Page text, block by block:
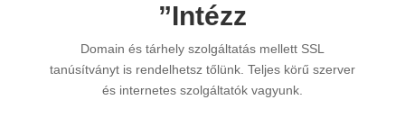
”Intézz
Domain és tárhely szolgáltatás mellett SSL
tanúsítványt is rendelhetsz tőlünk. Teljes körű szerver
és internetes szolgáltatók vagyunk.